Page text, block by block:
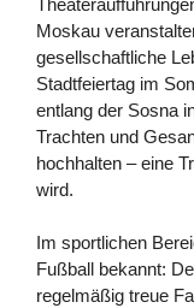
Moskau
gesellschaftliche
Stadtfeiertag im
entlang der Sosna
Trachten und
hochhalten – eine
wird.
Im sportlichen
Fußball bekannt:
regelmäßig treue